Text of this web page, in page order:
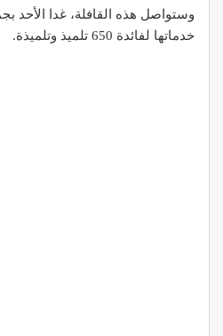
وستواصل هذه القافلة، غدا الأحد
خدماتها لفائدة 650 تلميذ وتلميذة.